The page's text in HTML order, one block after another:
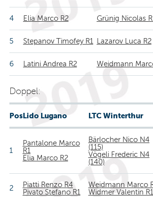
4 Elia Marco R2 Grünig Nicolas
5 Stepanov Timofey R1 Lazarov Luca R2
6 Latini Andrea R2 Weidmann
Doppel:
PosLido Lugano LTC Winterthur
1
Pantalone Marco
R1
Elia Marco R2
Bärlocher Nico N4
(115)
Vögeli Frederic N4
(140)
2
Piatti Renzo R4
Pivato Stefano R1
Weidmann Marco
Widmer Valentin R1